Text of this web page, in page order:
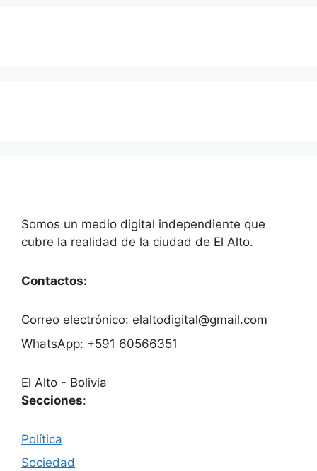
Somos un medio digital independiente que
cubre la realidad de la ciudad de El Alto.
Contactos:
Correo electrónico: elaltodigital@gmail.com
WhatsApp: +591 60566351
El Alto - Bolivia
Secciones:
Política
Sociedad